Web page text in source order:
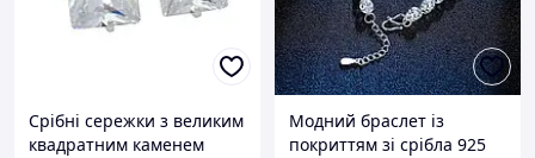
Срібні сережки з великим
квадратним каменем
Модний браслет із
покриттям зі срібла 925